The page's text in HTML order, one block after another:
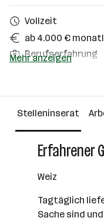
Vollzeit
ab 4.000 €
Berufserfahrung
Über das
10000+
Graz
Mehr anzeigen
Stelleninserat
Erfahrener
Weiz
Tagtäglich
Sache sind